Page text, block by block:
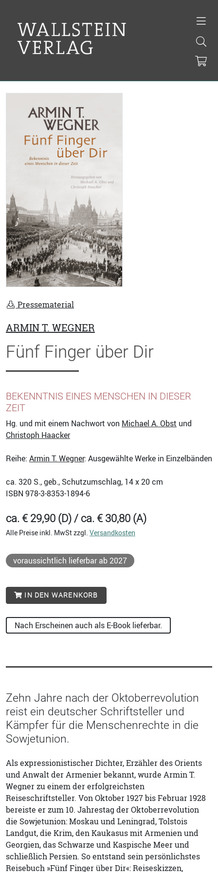
Pressematerial
ARMIN T. WEGNER
Fünf Finger über Dir
BEKENNTNIS EINES MENSCHEN IN DIESER
ZEIT
Hg. und mit einem Nachwort von Michael A. Obst und
Christoph Haacker
Reihe: Armin T. Wegner: Ausgewählte Werke in Einzelbänden
ca. 320 S., geb., Schutzumschlag, 14 x 20 cm
ISBN 978-3-8353-1894-6
ca. € 29,90 (D) / ca. € 30,80 (A)
Alle Preise inkl. MwSt zzgl. Versandkosten
voraussichtlich lieferbar ab 2027
IN DEN WARENKORB
Nach Erscheinen auch als E-Book lieferbar.
Zehn Jahre nach der Oktoberrevolution
reist ein deutscher Schriftsteller und
Kämpfer für die Menschenrechte in die
Sowjetunion.
Als expressionistischer Dichter, Erzähler des Orients
und Anwalt der Armenier bekannt, wurde Armin T.
Wegner zu einem der erfolgreichsten
Reiseschriftsteller. Von Oktober 1927 bis Februar 1928
bereiste er zum 10. Jahrestag der Oktoberrevolution
die Sowjetunion: Moskau und Leningrad, Tolstois
Landgut, die Krim, den Kaukasus mit Armenien und
Georgien, das Schwarze und Kaspische Meer und
schließlich Persien. So entstand sein persönlichstes
Reisebuch »Fünf Finger über Dir«: Reiseskizzen,